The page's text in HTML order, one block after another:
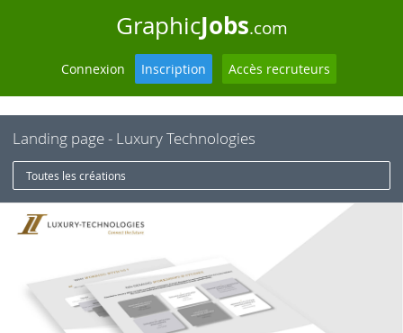
GraphicJobs.com
Connexion Inscription Accès recruteurs
Landing page - Luxury Technologies
Toutes les créations